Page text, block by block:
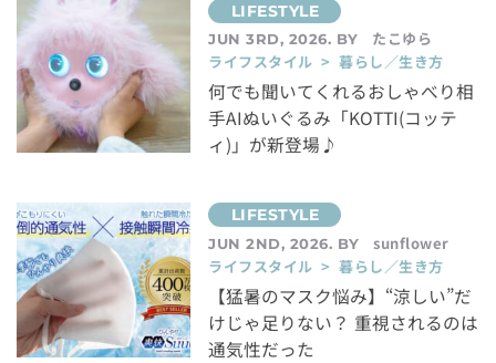
JUN 3RD, 2026. BY
たこゆら
ライフスタイル > 暮らし／生き方
何でも聞いてくれるおしゃべり相
手AIぬいぐるみ「KOTTI(コッテ
ィ)」が新登場♪
JUN 2ND, 2026. BY
sunflower
ライフスタイル > 暮らし／生き方
【猛暑のマスク悩み】“涼しい”だ
けじゃ足りない？ 重視されるのは
通気性だった